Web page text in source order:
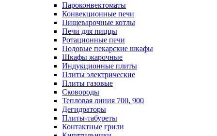
Пароконвектоматы
Конвекционные печи
Пищеварочные котлы
Печи для пиццы
Ротационные печи
Подовые пекарские шкафы
Шкафы жарочные
Индукционные плиты
Плиты электрические
Плиты газовые
Сковороды
Тепловая линия 700, 900
Дегидраторы
Плиты-табуреты
Контактные грили